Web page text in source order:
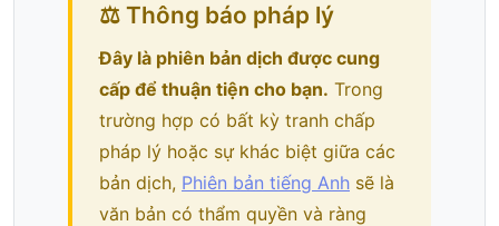
⚖️ Thông báo pháp lý
Đây là phiên bản dịch được cung
cấp để thuận tiện cho bạn. Trong
trường hợp có bất kỳ tranh chấp
pháp lý hoặc sự khác biệt giữa các
bản dịch, Phiên bản tiếng Anh sẽ là
văn bản có thẩm quyền và ràng